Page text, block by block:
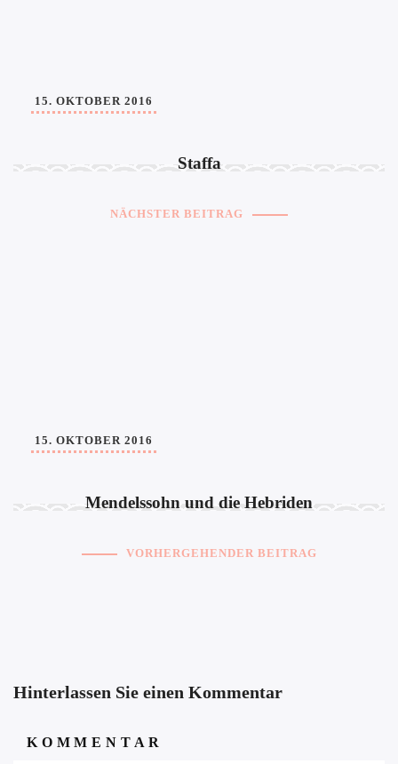
Staffa
15. OKTOBER 2016
NÄCHSTER BEITRAG
Mendelssohn und die Hebriden
15. OKTOBER 2016
VORHERGEHENDER BEITRAG
Hinterlassen Sie einen Kommentar
KOMMENTAR